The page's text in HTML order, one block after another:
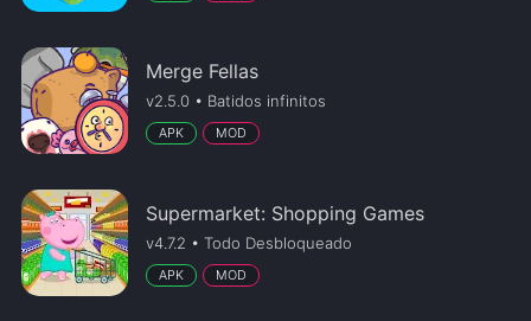
Merge Fellas
v2.5.0 • Batidos infinitos
APK MOD
Supermarket: Shopping Games
v4.7.2 • Todo Desbloqueado
APK MOD